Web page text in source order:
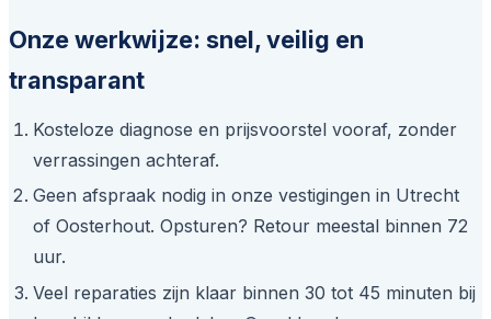
Onze werkwijze: snel, veilig en
transparant
Kosteloze diagnose en prijsvoorstel vooraf, zonder
verrassingen achteraf.
Geen afspraak nodig in onze vestigingen in Utrecht
of Oosterhout. Opsturen? Retour meestal binnen 72
uur.
Veel reparaties zijn klaar binnen 30 tot 45 minuten bij